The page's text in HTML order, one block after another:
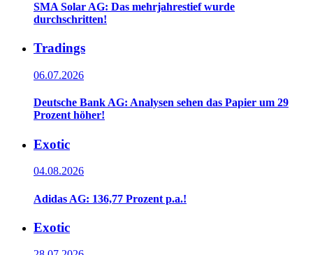
SMA Solar AG: Das mehrjahrestief wurde
durchschritten!
Tradings
06.07.2026
Deutsche Bank AG: Analysen sehen das Papier um 29
Prozent höher!
Exotic
04.08.2026
Adidas AG: 136,77 Prozent p.a.!
Exotic